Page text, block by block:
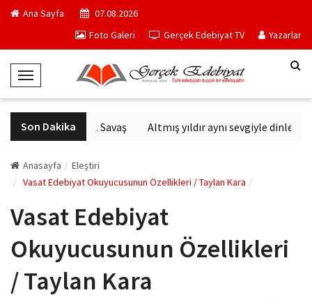
Ana Sayfa
07.08.2026
Foto Galeri
Gerçek Edebiyat TV Yazarlar
T
o
g
g
e
N
v
g
a
t
Son Dakika
Altıncı Nesil Savaş Altmış yıldır aynı sevgiyle
Anasayfa
Eleştiri
Vasat Edebiyat Okuyucusunun Özellikleri / Taylan Kara
Vasat Edebiyat
Okuyucusunun Özellikleri
/ Taylan Kara